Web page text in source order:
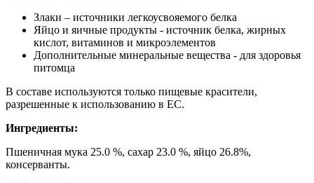
Злаки – источники легкоусвояемого белка
Яйцо и яичные продукты - источник белка, жирных
кислот, витаминов и микроэлементов
Дополнительные минеральные вещества - для здоровья
питомца
В составе используются только пищевые красители,
разрешенные к использованию в ЕС.
Ингредиенты:
Пшеничная мука 25.0 %, сахар 23.0 %, яйцо 26.8%,
консерванты.